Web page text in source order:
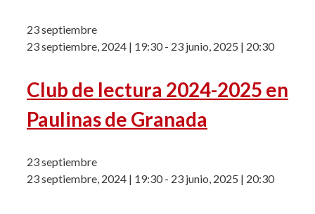
23 septiembre
23 septiembre, 2024 | 19:30- 23 junio, 2025 | 20:30
Club de lectura 2024-2025 en
Paulinas de Granada
23 septiembre
23 septiembre, 2024 | 19:30- 23 junio, 2025 | 20:30